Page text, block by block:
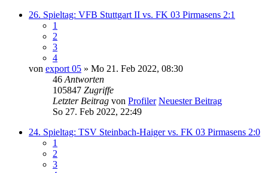
26. Spieltag: VFB Stuttgart II vs. FK 03 Pirmasens 2:1
1
2
3
4
von export 05 » Mo 21. Feb 2022, 08:30
46 Antworten
105847 Zugriffe
Letzter Beitrag von Profiler Neuester Beitrag
So 27. Feb 2022, 22:49
24. Spieltag: TSV Steinbach-Haiger vs. FK 03 Pirmasens 2:0
1
2
3